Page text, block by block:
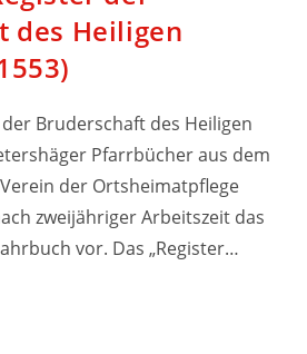
des Heiligen
Bruderschaft des Heiligen
Pfarrbücher aus dem
der Ortsheimatpflege
zweijähriger Arbeitszeit das
vor. Das „Register…